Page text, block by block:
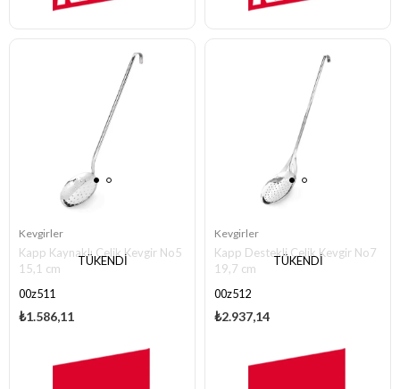
TÜKENDI
Kevgirler
Kapp Kaynaklı Çelik Kevgir No5
15,1 cm
00z511
₺1.586,11
TÜKENDI
Kevgirler
Kapp Destekli Çelik Kevgir No7
19,7 cm
00z512
₺2.937,14